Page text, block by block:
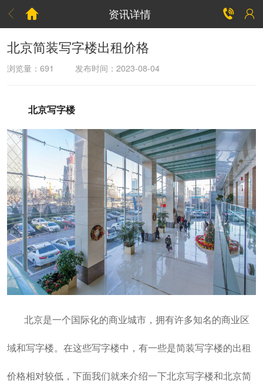
  资讯详情 
北京简装写字楼出租价格
浏览量： 691 发布时间：2023-08-04
北京写字楼
北京是一个国际化的商业城市，拥有许多知名的商业区
域和写字楼。在这些写字楼中，有一些是简装写字楼的出租
价格相对较低，下面我们就来介绍一下北京写字楼和北京简